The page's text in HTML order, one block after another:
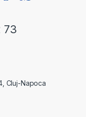
73
Cluj-Napoca